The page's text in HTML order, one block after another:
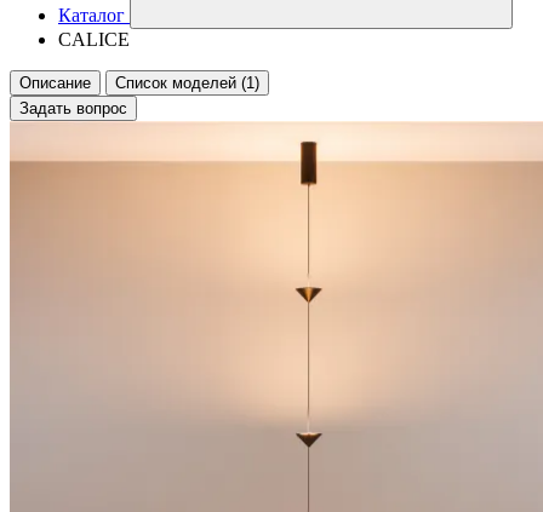
Каталог
CALICE
Описание
Список моделей (1)
Задать вопрос